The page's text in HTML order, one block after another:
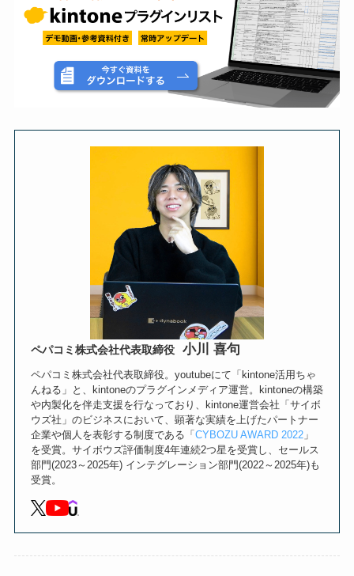
ペパコミ株式会社代表取締役 小川 喜句
ペパコミ株式会社代表取締役。youtubeにて「kintone活用ちゃ
んねる」と、kintoneのプラグインメディア運営。kintoneの構築
や内製化を伴走支援を行なっており、kintone運営会社「サイボ
ウズ社」のビジネスにおいて、顕著な実績を上げたパートナー
企業や個人を表彰する制度である「 CYBOZU AWARD 2022」
を受賞。サイボウズ評価制度4年連続2つ星を受賞し、セールス
部門(2023～2025年) インテグレーション部門(2022～2025年)も
受賞。